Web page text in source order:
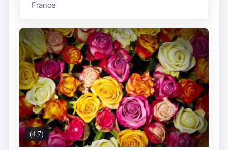
France
(4.7)